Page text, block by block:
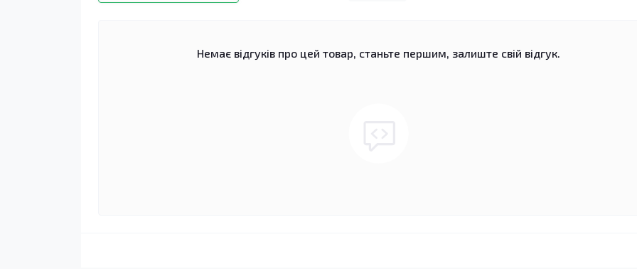
Немає відгуків про цей товар, станьте першим, залиште свій відгук.